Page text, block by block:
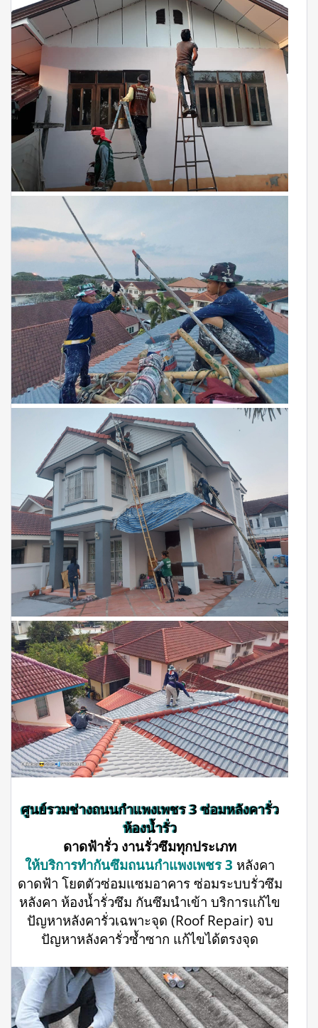
ศูนย์รวมช่างถนนกำแพงเพชร 3 ซ่อมหลังคารั่ว
ห้องน้ำรั่ว
ดาดฟ้ารั่ว งานรั่วซึมทุกประเภท
ให้บริการทำกันซึมถนนกำแพงเพชร 3 หลังคา
ดาดฟ้า โยตตัวซ่อมแซมอาคาร ซ่อมระบบรั่วซึม
หลังคา ห้องน้ำรั่วซึม กันซึมนำเข้า บริการแก้ไข
ปัญหาหลังคารั่วเฉพาะจุด (Roof Repair) จบ
ปัญหาหลังคารั่วซ้ำซาก แก้ไขได้ตรงจุด